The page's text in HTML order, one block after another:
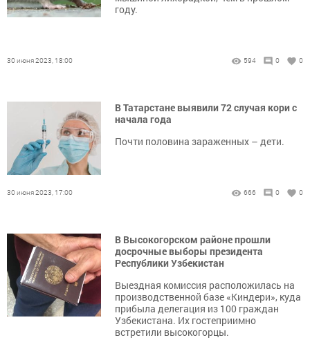
году.
30 июня 2023, 18:00 594 0 0
В Татарстане выявили 72 случая кори с
начала года
Почти половина зараженных – дети.
30 июня 2023, 17:00 666 0 0
В Высокогорском районе прошли
досрочные выборы президента
Республики Узбекистан
Выездная комиссия расположилась на
производственной базе «Киндери», куда
прибыла делегация из 100 граждан
Узбекистана. Их гостеприимно
встретили высокогорцы.